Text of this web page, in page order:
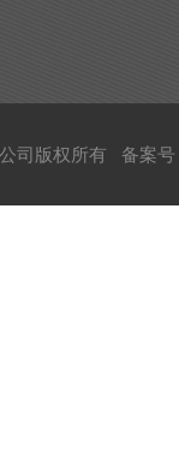
司版权所有 备案号